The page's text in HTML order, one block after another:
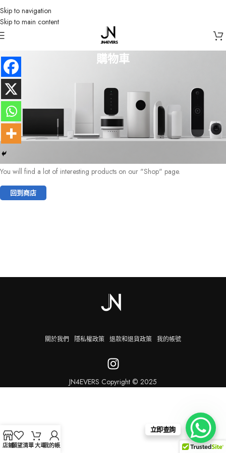
Skip to navigation
Skip to main content
購物車
您的購物車裡還沒有任何商品。
Before proceed to checkout you must add some products to your shopping
You will find a lot of interesting products on our "Shop" page.
回到商店
關於我們 隱私權政策 退款和退貨政策 我的帳號
JN4EVERS Copyright © 2025
店鋪願望清單大車我的帳戶
立即查詢